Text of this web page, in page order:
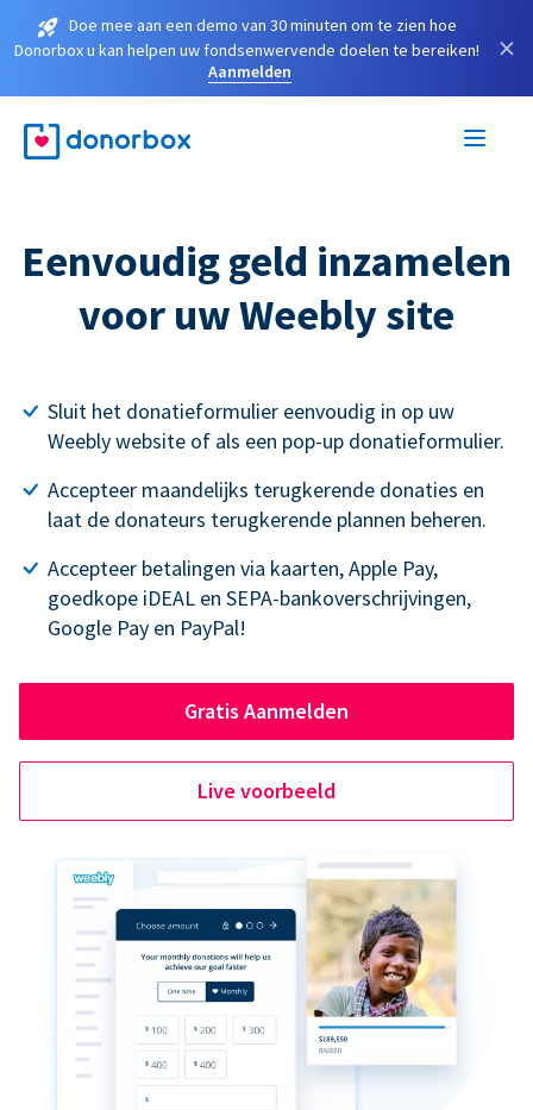
Doe mee aan een demo van 30 minuten om te zien hoe
Donorbox u kan helpen uw fondsenwervende doelen te bereiken!
Aanmelden
×
Eenvoudig geld inzamelen
voor uw Weebly site
Sluit het donatieformulier eenvoudig in op uw
Weebly website of als een pop-up donatieformulier.
Accepteer maandelijks terugkerende donaties en
laat de donateurs terugkerende plannen beheren.
Accepteer betalingen via kaarten, Apple Pay,
goedkope iDEAL en SEPA-bankoverschrijvingen,
Google Pay en PayPal!
Gratis Aanmelden
Live voorbeeld